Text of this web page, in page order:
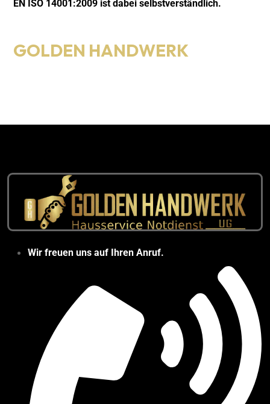
EN ISO 14001:2009 ist dabei selbstverständlich.
GOLDEN HANDWERK
Wir freuen uns auf Ihren Anruf.